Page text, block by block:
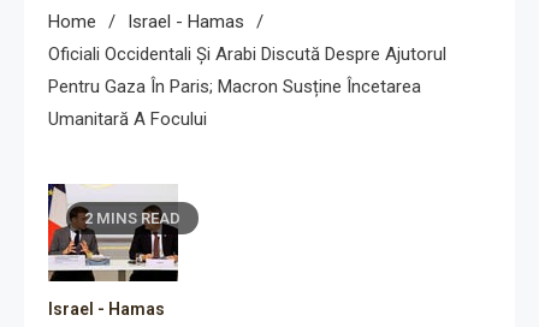
Home
Israel - Hamas
Oficiali Occidentali Și Arabi Discută Despre Ajutorul
Pentru Gaza În Paris; Macron Susține Încetarea
Umanitară A Focului
2 MINS READ
Israel - Hamas